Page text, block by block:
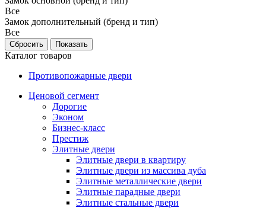
Все
Замок дополнительный (бренд и тип)
Все
Каталог товаров
Противопожарные двери
Ценовой сегмент
Дорогие
Эконом
Бизнес-класс
Престиж
Элитные двери
Элитные двери в квартиру
Элитные двери из массива дуба
Элитные металлические двери
Элитные парадные двери
Элитные стальные двери